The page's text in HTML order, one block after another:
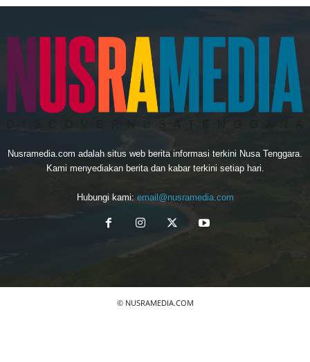
Nusramedia.com adalah situs web berita informasi terkini Nusa Tenggara.
Kami menyediakan berita dan kabar terkini setiap hari.
Hubungi kami: email@nusramedia.com
© NUSRAMEDIA.COM